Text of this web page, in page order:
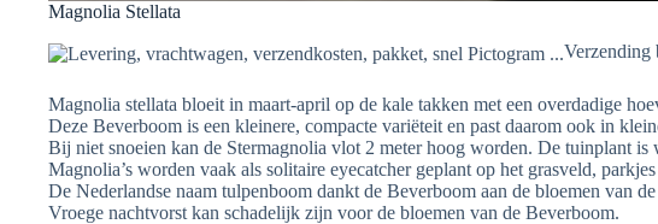
Magnolia Stellata
Verzending
Magnolia stellata bloeit in maart-april op de kale takken met een overdadige
Deze Beverboom is een kleinere, compacte variëteit en past daarom ook in
Bij niet snoeien kan de Stermagnolia vlot 2 meter hoog worden. De tuinplant is
Magnolia’s worden vaak als solitaire eyecatcher geplant op het grasveld,
De Nederlandse naam tulpenboom dankt de Beverboom aan de bloemen van
Vroege nachtvorst kan schadelijk zijn voor de bloemen van de Beverboom.